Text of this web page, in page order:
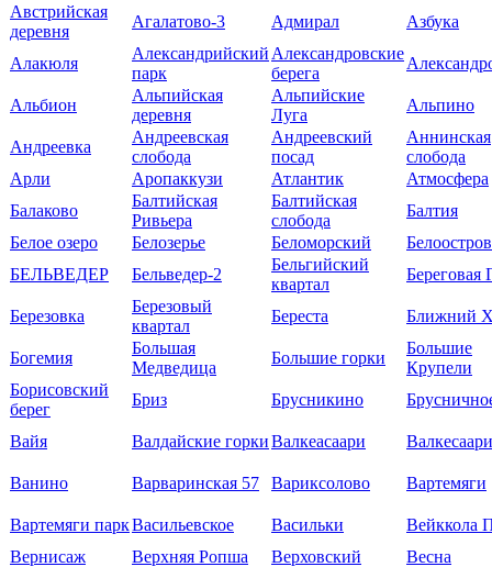
Австрийская
деревня
Агалатово-3 Адмирал Азбука
Алакюля
Александрийский
парк
Александровские
берега
Альбион
Альпийская
деревня
Альпийские
Луга
Альпино
Андреевка
Андреевская
слобода
Андреевский
посад
Аннинская
слобода
Арли
Аропаккузи Атлантик
Атмосфера
Балаково
Балтийская
Ривьера
Балтийская
слобода
Балтия
Белое озеро
Белозерье Беломорский
Белоостров
БЕЛЬВЕДЕР
Бельведер-2
Бельгийский
квартал
Береговая
Березовка
Березовый
квартал
Береста Ближний
Богемия
Большая
Медведица
Большие горки
Большие
Крупели
Борисовский
берег
Бриз Брусникино
Вайя Валдайские горкиВалкеасаари Валкесаари
Ванино Варваринская 57 Вариксолово Вартемяги
Вартемяги паркВасильевское Васильки
Вейккола
Вернисаж
Верхняя Ропша Верховский
Весна